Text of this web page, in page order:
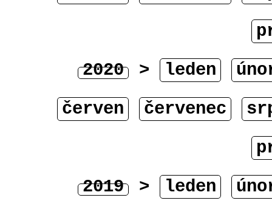
2020 > leden
červen
červenec
2019 > leden